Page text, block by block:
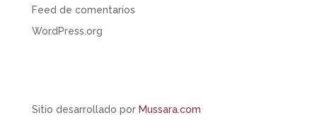
Feed de comentarios
WordPress.org
Sitio desarrollado por Mussara.com